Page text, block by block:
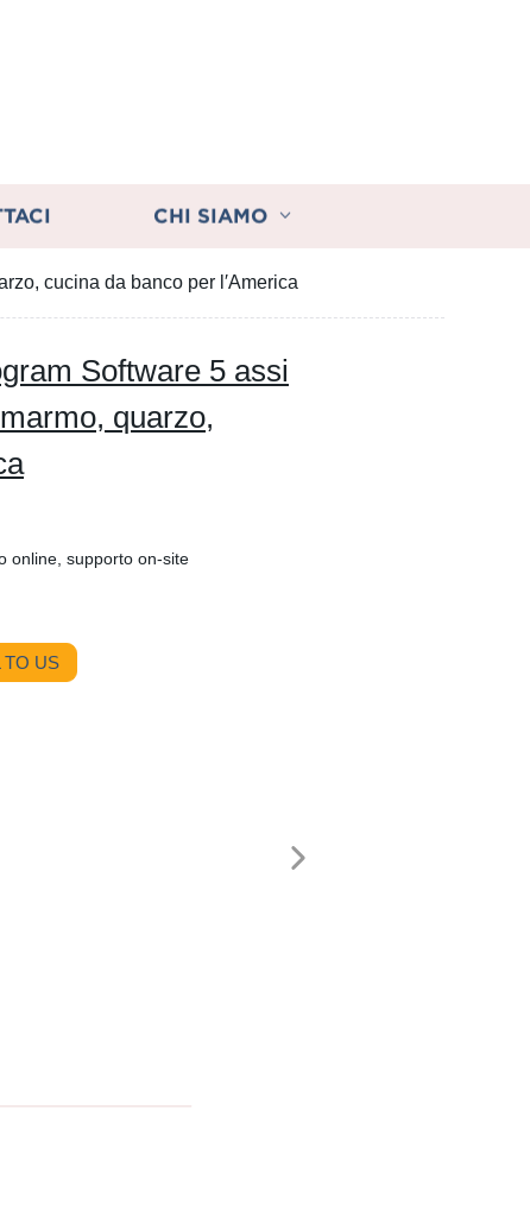
CHI SIAMO
cucina da banco per l′America
Software 5 assi
quarzo,
online, supporto on-site
TO US